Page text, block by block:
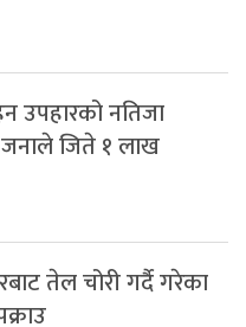
उपहारको नतिजा
जिते १ लाख
तेल चोरी गर्दै गरेका